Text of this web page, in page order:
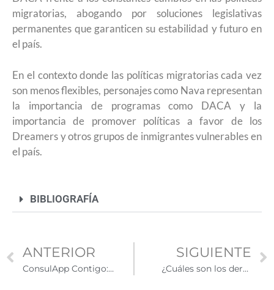
migratorias, abogando por soluciones legislativas
permanentes que garanticen su estabilidad y futuro en
el país.
En el contexto donde las políticas migratorias cada vez
son menos flexibles, personajes como Nava representan
la importancia de programas como DACA y la
importancia de promover políticas a favor de los
Dreamers y otros grupos de inmigrantes vulnerables en
el país.
BIBLIOGRAFÍA
ANTERIOR
ConsulApp Contigo: tu aliado digital para emergencias migratorias en EE.UU.
SIGUIENTE
¿Cuáles son los derechos de los inmigrantes en Estados Unidos?